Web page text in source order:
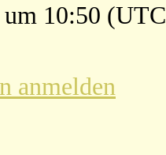
10:50
anmelden